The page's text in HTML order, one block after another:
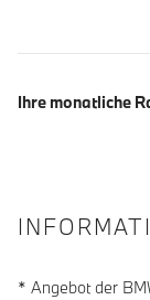
Ihre monatliche
* Angebot der